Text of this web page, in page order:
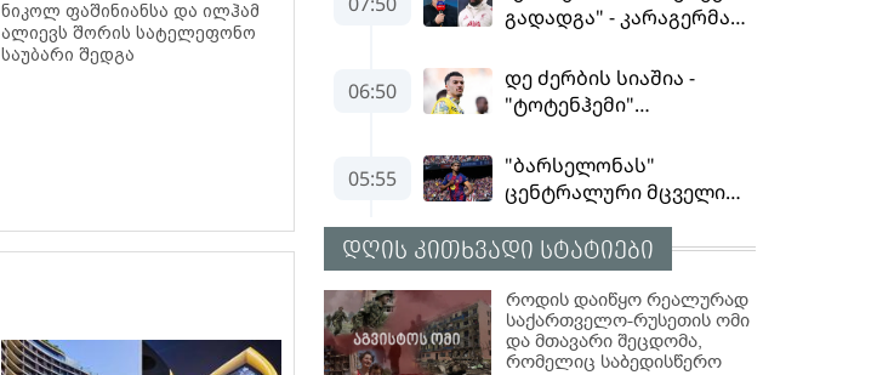
ნიკოლ ფაშინიანსა და ილჰამ
ალიევს შორის სატელეფონო
საუბარი შედგა
დღის კითხვადი სტატიები
როდის დაიწყო რეალურად
საქართველო-რუსეთის ომი
და მთავარი შეცდომა,
რომელიც საბედისწერო